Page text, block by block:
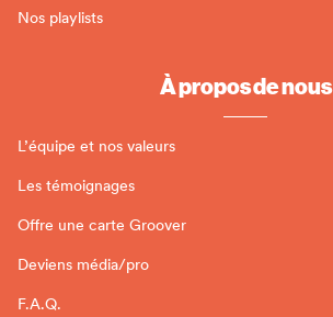
Nos playlists
À propos de nous
L’équipe et nos valeurs
Les témoignages
Offre une carte Groover
Deviens média/pro
F.A.Q.